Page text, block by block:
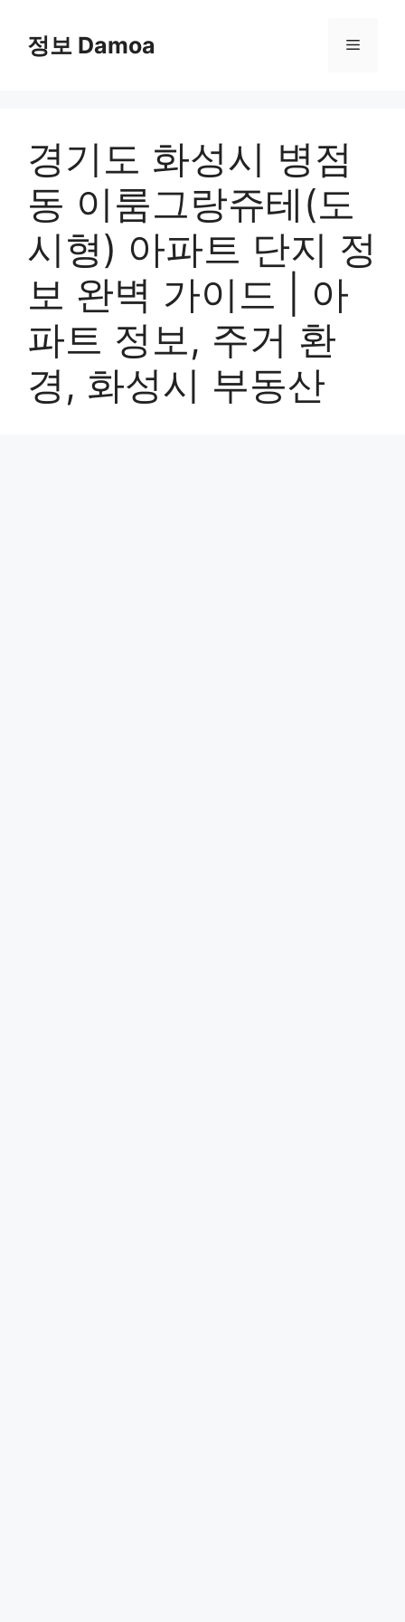
content정보 Damoa Menu
경기도 화성시 병점
동 이룸그랑쥬테(도
시형) 아파트 단지 정
보 완벽 가이드 | 아
파트 정보, 주거 환
경, 화성시 부동산